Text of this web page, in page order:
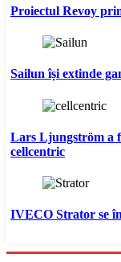
Proiectul Revoy
Sailun își extinde
Lars Ljungström a
cellcentric
IVECO Strator se